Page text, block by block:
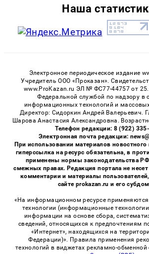
Наша
Электронное периодическое издание
Учредитель ООО «Проказан».
www.ProKazan.ru ЭЛ № ФС77-44757 от
Федеральной службой по надзору в
информационных технологий и
Директор: Сидоркин Андрей Валерьевич.
Шарова Анастасия Александровна.
Телефон редакции: 8 (922)
Электронная почта редакции:
При использовании материалов новостного
гиперссылка на ресурс обязательна, в
применены нормы законодательства
смежных правах. Редакция портала не несет
комментарии и материалы
сайте prokazan.ru и его
«На информационном ресурсе
технологии (информационные
информации на основе сбора,
сведений, относящихся к предпочтениям
«Интернет», находящихся на
Федерации)». Правила применения
технологий в виджетах рекламно-обменной